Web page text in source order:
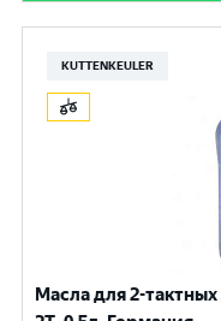
KUTTENKEULER
Масла для 2-